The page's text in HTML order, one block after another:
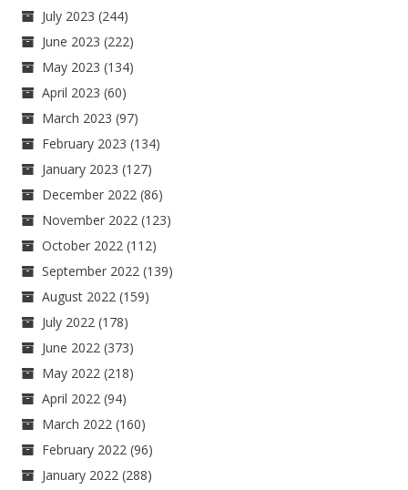
July 2023 (244)
June 2023 (222)
May 2023 (134)
April 2023 (60)
March 2023 (97)
February 2023 (134)
January 2023 (127)
December 2022 (86)
November 2022 (123)
October 2022 (112)
September 2022 (139)
August 2022 (159)
July 2022 (178)
June 2022 (373)
May 2022 (218)
April 2022 (94)
March 2022 (160)
February 2022 (96)
January 2022 (288)